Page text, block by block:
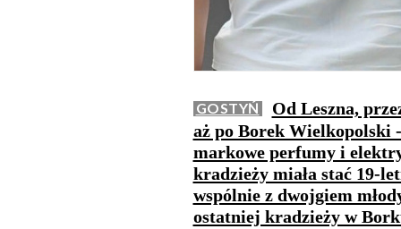
GOSTYŃ
Od Leszna,
aż po Borek Wielkopolski
markowe perfumy i
kradzieży miała stać 19-
wspólnie z dwojgiem
ostatniej kradzieży w